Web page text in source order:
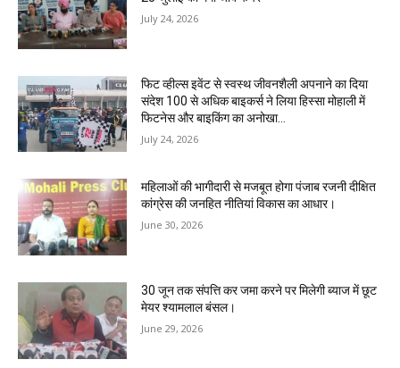
July 24, 2026
फिट व्हील्स इवेंट से स्वस्थ जीवनशैली अपनाने का दिया
संदेश 100 से अधिक बाइकर्स ने लिया हिस्सा मोहाली में
फिटनेस और बाइकिंग का अनोखा...
July 24, 2026
महिलाओं की भागीदारी से मजबूत होगा पंजाब रजनी दीक्षित
कांग्रेस की जनहित नीतियां विकास का आधार।
June 30, 2026
30 जून तक संपत्ति कर जमा करने पर मिलेगी ब्याज में छूट
मेयर श्यामलाल बंसल।
June 29, 2026